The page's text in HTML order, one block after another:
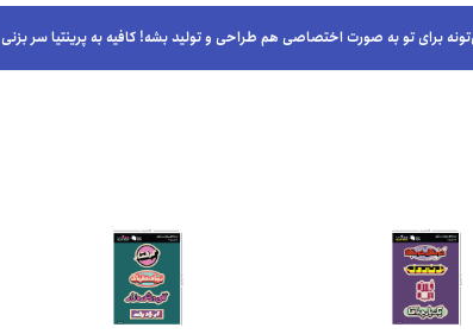
برای تو به صورت اختصاصی هم طراحی و تولید بشه! کافیه به پرینتیا سر بزنی